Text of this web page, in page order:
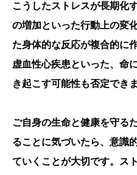
こうしたストレスが長期化
の増加といった行動上の変
た身体的な反応が複合的に
虚血性心疾患といった、命
き起こす可能性も否定でき
ご自身の生命と健康を守る
ることに気づいたら、意識
ていくことが大切です。
ス